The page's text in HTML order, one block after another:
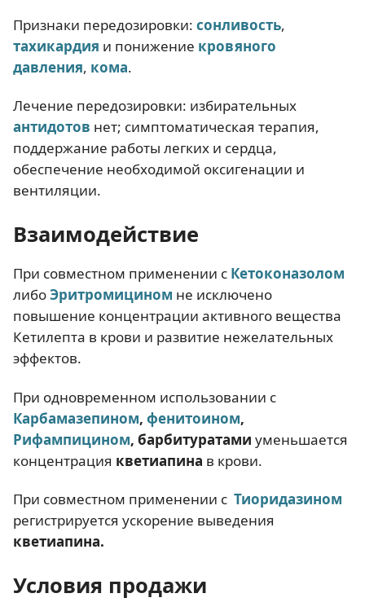
Признаки передозировки: сонливость,
тахикардия и понижение кровяного
давления, кома.
Лечение передозировки: избирательных
антидотов нет; симптоматическая терапия,
поддержание работы легких и сердца,
обеспечение необходимой оксигенации и
вентиляции.
Взаимодействие
При совместном применении с Кетоконазолом
либоЭритромицином не исключено
повышение концентрации активного вещества
Кетилепта в крови и развитие нежелательных
эффектов.
При одновременном использовании с
Карбамазепином, фенитоином,
Рифампицином, барбитуратами уменьшается
концентрация кветиапина в крови.
При совместном применении с Тиоридазином
регистрируется ускорение выведения
кветиапина.
Условия продажи